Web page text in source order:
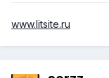
www.litsite.ru